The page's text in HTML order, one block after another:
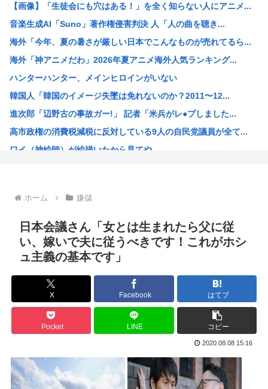
ショートスリーパー堀大輔氏、涙を流す
【悲報】赤ちゃんをゴミ箱に捨てた女、パパ活で8回も妊娠し...
【悲報】コメ農家「今年は安くなりすぎ」「こんな値段じゃ米...
【画像】ギャルさん、世界中に発信してる意識ゼロで修学旅行...
【上げ底】「食べやすいサイズになりました」→実質値上げで...
正面から昔同じ職場だった元上司が歩いてきたから「お～！こ...
宅飲み僕「ゴムってある？」女の子「えっ///」 僕「食べ...
【画像】PTA会長「PTA参加拒否した親へ最終警告。こう...
【画像】「生徒会にも穴はある！」を全く知らない人にアニメ...
音楽生成AI「Suno」著作権侵害判決 人「人の曲を聴き...
海外「今年、夏の暑さが厳しい日本でこんなものが売れてるら...
海外「神アニメだわ」2026年夏アニメ海外人気ランキング...
ハンターハンター、メインヒロインがいない
韓国人「韓国のイメージ失墜は免れないのか？2011〜12...
進次郎「辺野古の事故ガー!」 記者「米兵がレ●プしました...
高市政権の消費税減税に反対している9人の自民党議員が全て...
ワイ（神絵師）が絵描いたから見てや
ネトウヨ「在日特権やばい。働かずに年間600万円もらって...
【画像】けいおんキャラのヌードwww
日本人「失われた30年ヤバいだろ…貧乏になりすぎ…もう愛...
韓国人「日本人が絶対に違法駐車をしない本当の理由がこちら...
【朗報】 韓国人「日本の白バイ隊員、人間やめてる」
お前らが描いた絵を貼るスレ
ちいかわのモモンガがちんちんに来るんやが
高市早苗、3000万円以上の高級新公用車を購入させ贅を尽...
韓国人「30年前から変わらない日本の女子高生の姿に韓国人...
韓国人さん、ネトウヨの痛いところを突いてしまう。「日本人...
小泉防衛大臣、高市早苗の被災地訪問PVに張り合うかのよう...
ホーム 嫌儲
日本会議さん「女とは生まれたら父に従
い、嫁いで夫に従うべきです！これがホシ
ュ主義の基本です」
X Facebook はてブ
Pocket LINE コピー
2020.08.08 15:16